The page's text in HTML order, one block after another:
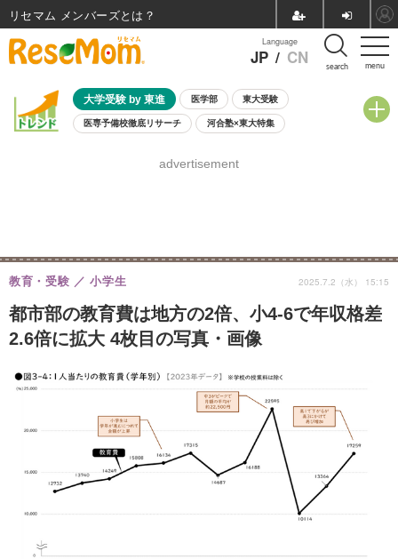
menu
Language
JP / CN search
大学受験 by 東進 医学部 東大受験
医専予備校徹底リサーチ 河合塾×東大特集
8月開催学校説明会・相談会
advertisement
都市部の教育費は地方の2倍、小4-6で年収格差
2.6倍に拡大 4枚目の写真・画像
教育・受験 小学生 2025.7.2（水） 15:15
リセマム メンバーズ